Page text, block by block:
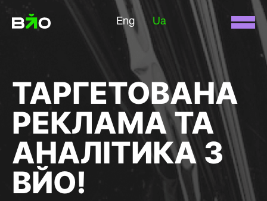
Eng Ua
ТАРГЕТОВАНА
РЕКЛАМА ТА
АНАЛІТИКА З
ВЙО!